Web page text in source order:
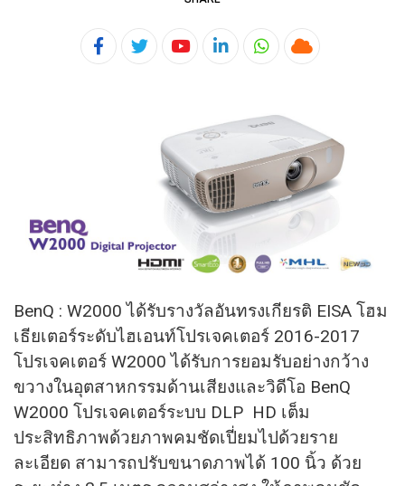
YoutubeLinkedInWhatsapp
Cloud
BenQ : W2000 ได้รับรางวัลอันทรงเกียรติ EISA โฮม
เธียเตอร์ระดับไฮเอนท์โปรเจคเตอร์ 2016-2017
โปรเจคเตอร์ W2000 ได้รับการยอมรับอย่างกว้าง
ขวางในอุตสาหกรรมด้านเสียงและวิดีโอ BenQ
W2000 โปรเจคเตอร์ระบบ DLP HD เต็ม
ประสิทธิภาพด้วยภาพคมชัดเปี่ยมไปด้วยราย
ละเอียด สามารถปรับขนาดภาพได้ 100 นิ้ว ด้วย